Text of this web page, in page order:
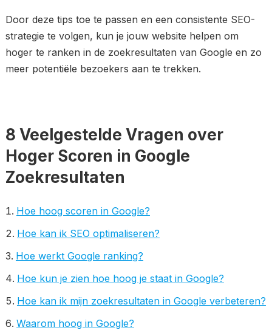
Door deze tips toe te passen en een consistente SEO-
strategie te volgen, kun je jouw website helpen om
hoger te ranken in de zoekresultaten van Google en zo
meer potentiële bezoekers aan te trekken.
8 Veelgestelde Vragen over
Hoger Scoren in Google
Zoekresultaten
Hoe hoog scoren in Google?
Hoe kan ik SEO optimaliseren?
Hoe werkt Google ranking?
Hoe kun je zien hoe hoog je staat in Google?
Hoe kan ik mijn zoekresultaten in Google verbeteren?
Waarom hoog in Google?